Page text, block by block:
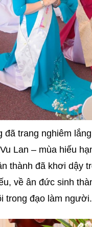
trang nghiêm
Lan – mùa hiếu
thành đã khơi dậy
về ân đức sinh
trong đạo làm người.